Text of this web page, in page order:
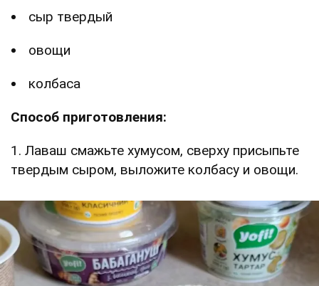
сыр твердый
овощи
колбаса
Способ приготовления:
1. Лаваш смажьте хумусом, сверху присыпьте
твердым сыром, выложите колбасу и овощи.